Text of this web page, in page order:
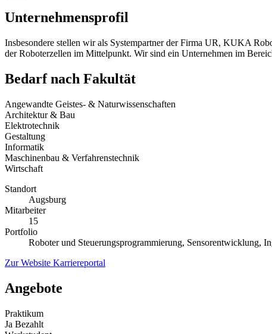
Unternehmensprofil
Insbesondere stellen wir als Systempartner der Firma UR, KUKA
der Roboterzellen im Mittelpunkt. Wir sind ein Unternehmen im
Bedarf nach Fakultät
Angewandte Geistes- & Naturwissenschaften
Architektur & Bau
Elektrotechnik
Gestaltung
Informatik
Maschinenbau & Verfahrenstechnik
Wirtschaft
Standort
Augsburg
Mitarbeiter
15
Portfolio
Roboter und Steuerungsprogrammierung, Sensorentwicklung,
Zur Website Karriereportal
Angebote
Praktikum
Ja Bezahlt